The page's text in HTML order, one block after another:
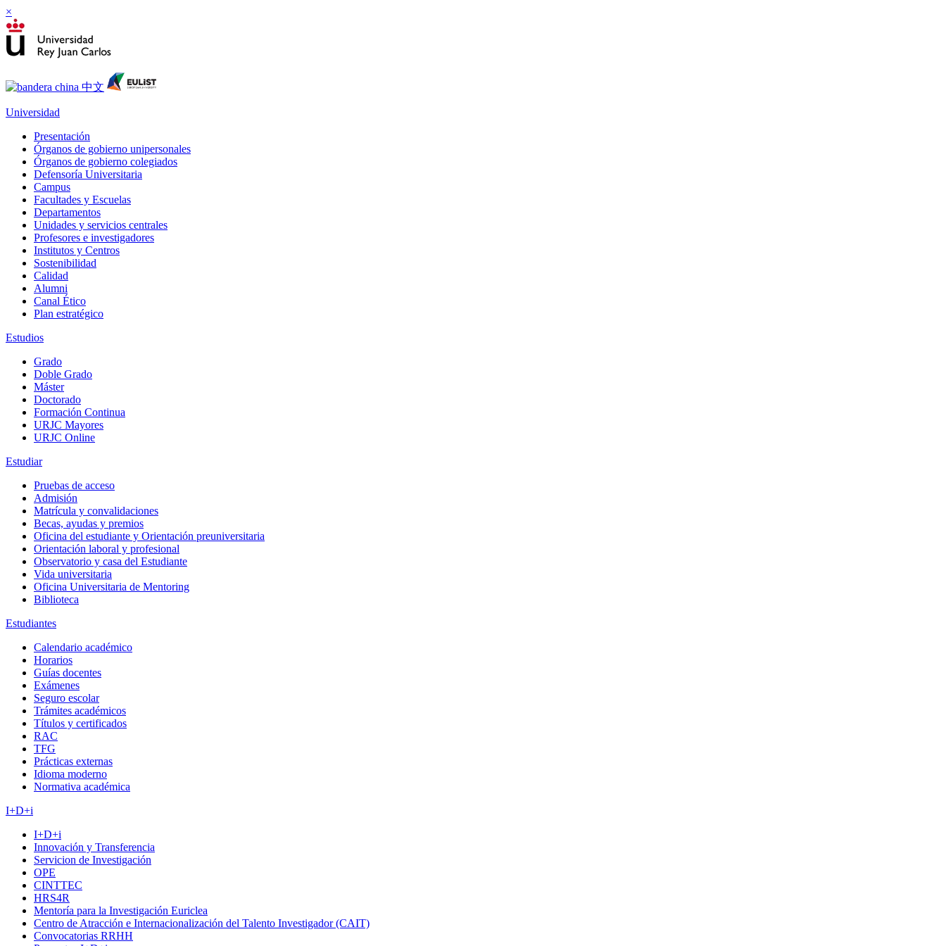
×
Universidad
Presentación
Órganos de gobierno unipersonales
Órganos de gobierno colegiados
Defensoría Universitaria
Campus
Facultades y Escuelas
Departamentos
Unidades y servicios centrales
Profesores e investigadores
Institutos y Centros
Sostenibilidad
Calidad
Alumni
Canal Ético
Plan estratégico
Estudios
Grado
Doble Grado
Máster
Doctorado
Formación Continua
URJC Mayores
URJC Online
Estudiar
Pruebas de acceso
Admisión
Matrícula y convalidaciones
Becas, ayudas y premios
Oficina del estudiante y Orientación preuniversitaria
Orientación laboral y profesional
Observatorio y casa del Estudiante
Vida universitaria
Oficina Universitaria de Mentoring
Biblioteca
Estudiantes
Calendario académico
Horarios
Guías docentes
Exámenes
Seguro escolar
Trámites académicos
Títulos y certificados
RAC
TFG
Prácticas externas
Idioma moderno
Normativa académica
I+D+i
I+D+i
Innovación y Transferencia
Servicion de Investigación
OPE
CINTTEC
HRS4R
Mentoría para la Investigación Euriclea
Centro de Atracción e Internacionalización del Talento Investigador (CAIT)
Convocatorias RRHH